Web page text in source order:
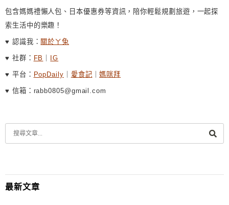
包含媽媽禮懶人包、日本優惠券等資訊，陪你輕鬆規劃旅遊，一起探
索生活中的樂趣！
♥ 認識我： 關於ㄚ兔
♥ 社群： FB IG
♥ 平台： PopDaily 愛食記 ｜媽咪拜
♥ 信箱：rabb0805@gmail.com
最新文章